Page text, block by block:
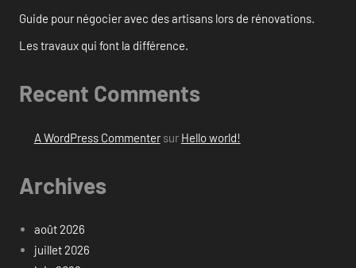
Guide pour négocier avec des artisans lors de rénovations.
Les travaux qui font la différence.
Recent Comments
A WordPress Commentersur Hello world!
Archives
août 2026
juillet 2026